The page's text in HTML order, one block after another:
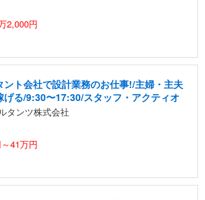
2,000円
ント会社で設計業務のお仕事!/主婦・主夫
げる/9:30〜17:30/スタッフ・アクティオ
タンツ株式会社
41万円